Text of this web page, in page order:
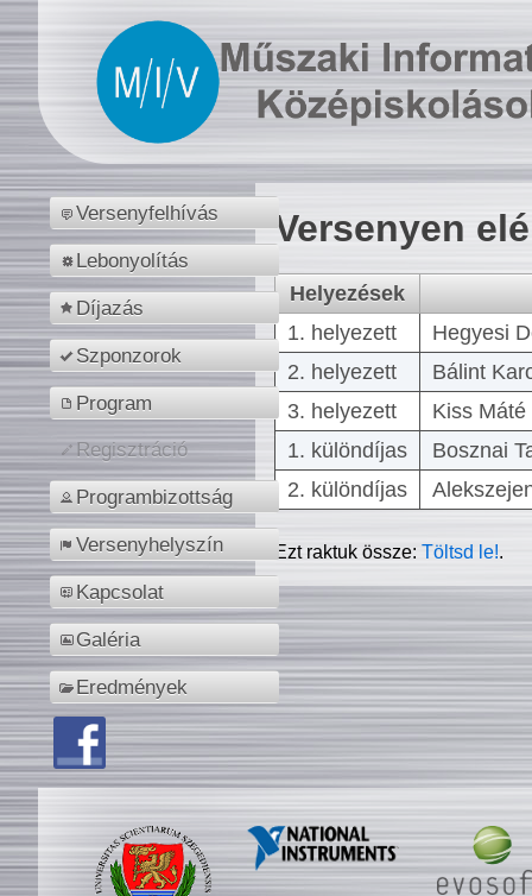
Versenyfelhívás
Lebonyolítás
Díjazás
Szponzorok
Program
Regisztráció
Programbizottság
Versenyhelyszín
Kapcsolat
Galéria
Eredmények
Versenyen
Helyezések
1. helyezett
Hegyesi
2. helyezett
Bálint
3. helyezett
Kiss
1. különdíjas
Bosznai
2. különdíjas
Ezt raktuk össze:Töltsd le!.